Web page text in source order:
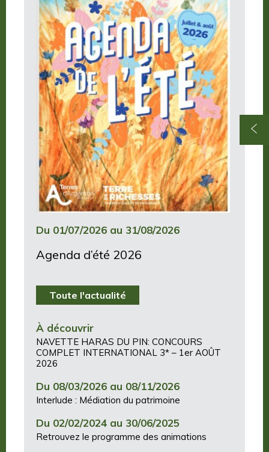
Du 01/07/2026 au 31/08/2026
Agenda d’été 2026
Toute l'actualité
À découvrir
NAVETTE HARAS DU PIN: CONCOURS
COMPLET INTERNATIONAL 3* – 1er AOÛT
2026
Du 08/03/2026 au 08/11/2026
Interlude : Médiation du patrimoine
Du 02/02/2024 au 30/06/2025
Retrouvez le programme des animations